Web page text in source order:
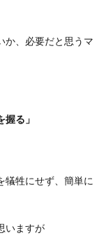
か、必要だと思うマ
る」
犠牲にせず、簡単に
いますが